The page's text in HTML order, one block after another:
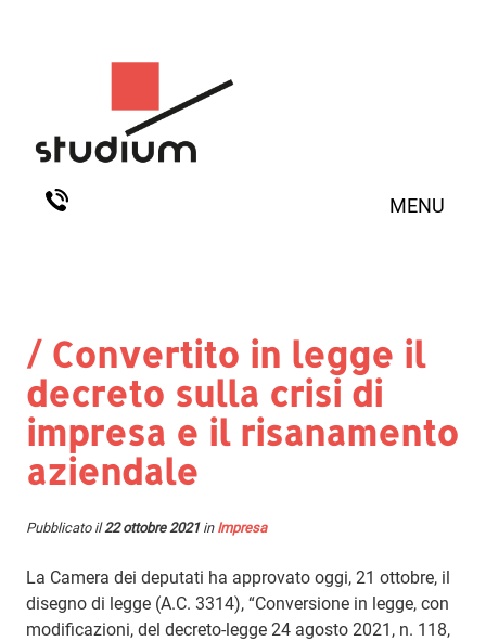
MENU
/ Convertito in legge il
decreto sulla crisi di
impresa e il risanamento
aziendale
Pubblicato il22 ottobre 2021in Impresa
La Camera dei deputati ha approvato oggi, 21 ottobre, il
disegno di legge (A.C. 3314), “Conversione in legge, con
modificazioni, del decreto-legge 24 agosto 2021, n. 118,